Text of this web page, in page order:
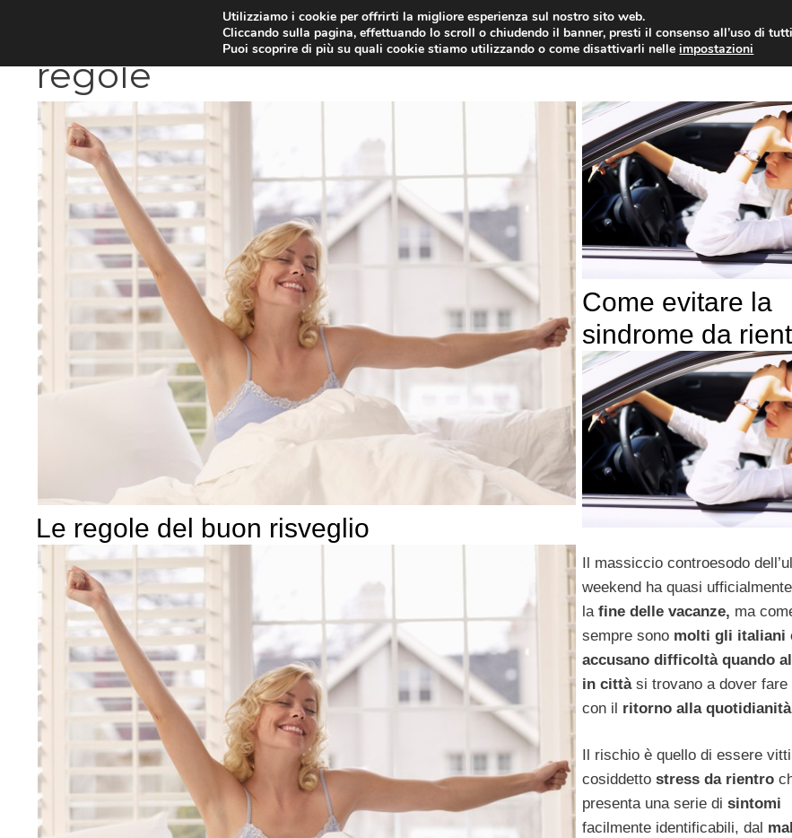
DIETE E METABOLISMO PSICOLOGIA NEUROLOGIA CARDIOLOGIA
regole
Le regole del buon risveglio
Come evitare la
sindrome da
Il massiccio controesodo
weekend ha quasi
la fine delle vacanze, ma
sempre sono molti gli italiani
accusano difficoltà quando
in città si trovano a dover fare
con il ritorno alla
Il rischio è quello di essere
cosiddetto stress da rientro
presenta una serie di sintomi
facilmente identificabili, dal
Utilizziamo i cookie per offrirti la migliore esperienza sul nostro sito web.
Cliccando sulla pagina, effettuando lo scroll o chiudendo il banner, presti il consenso all’uso di
Puoi scoprire di più su quali cookie stiamo utilizzando o come disattivarli nelleimpostazioni